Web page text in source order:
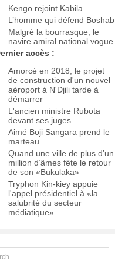
Kengo rejoint Kabila
L’homme qui défend Boshab
Malgré la bourrasque, le
navire amiral national vogue
accès :
Amorcé en 2018, le projet
de construction d'un nouvel
aéroport à N'Djili tarde à
démarrer
L'ancien ministre Rubota
devant ses juges
Aimé Boji Sangara prend le
marteau
Quand une ville de plus d’un
million d’âmes fête le retour
de son «Bukulaka»
Tryphon Kin-kiey appuie
l'appel présidentiel à «la
salubrité du secteur
médiatique»